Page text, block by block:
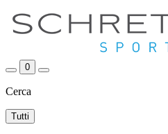
0
Cerca
Tutti